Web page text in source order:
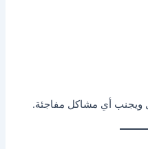
ويجنب أي مشاكل مفاجئة.